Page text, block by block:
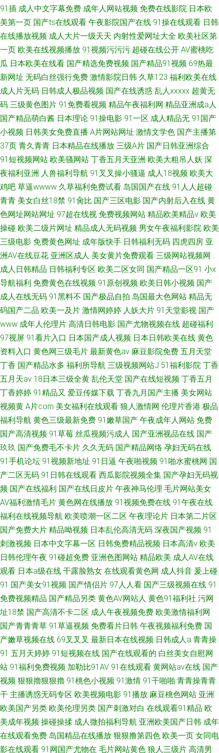
91插 成人中文字幕免费 成年人网站视频 免费在线影院 日本欧
美第一页 国产ts在线观看 午夜影院国产在线 91操在线观看 日韩
在线播放视频 成人大片一级天天 内射性爱网址大全 欧美社区第
一页 欧美在线视频播放 91视频污污污 超碰在线公开 AV蜜桃吃
瓜 日本欧美在线看 国产精选免费视频 国产精品91视频 69热最
新网址 无码白丝强行免费 激情影院日韩 久草123 福利欧美在线
成人片无码 日韩成人极品视频 国产在线诱惑 乱人xxxxx 超黄无
码 三级黄色图片 91免费看视频 精品午夜福利网 精品亚洲成a人
国产精品萌白酱 日本理论 91操电影 91一区 成人精品无 91国产
小视频 日韩美女免费直播 A片网站网址 激情文学色 国产主播第
37页 青久青青 日本精品在线播放 三级A片 国产日韩亚洲综合
91短视频网站 欧美骚网站 丁香五月天亚洲 欧美大粗吊人妖 深
夜福利亚洲 人兽福利导航 91叉叉操小骚逼 成人18视频 欧美大
鸡吧 草逼wwww 久草福利免费试看 岛国国产在线 91人人超碰
青青 美女白丝18禁 91肏比 国产三区电影 国产内射后入在线 黄
色网址网站网址 97超在线视 免费视频网站 精品欧美精品v 欧美
操碰 欧美二级片网址 精品成人无码视频 男女午夜福利影院 欧美
三级电影 免费黄色网址 成年版快手 日韩福利无码 四虎四房 亚
洲AV在线豆花 亚洲区成人 美女黄片免费观看 三级网站视频网
成人日韩精品 日韩福利专区 欧美二区女同 国产精品一区91 小x
导航福利 免费黄色在线视频 91原创视频 欧美日韩小视频 国产
成人在线无码 91黑料不 国产极品自拍 岛国最大色网站 精品无
码国产二品 欧美一及片 激情网婷婷 人妖大片 91天堂影视 国产
www 成年人伦理片 高清日韩电影 国产尤物视频在线 超碰福利
97视屏 91看片入口 日本国产成人视频 日本日韩欧美在线 黄色
资料入口 黄色网三级毛片 最新黄色av 麻豆影院免费 五月天堂
丁香 国产精品水多 福利所导航 三级视频网站J 51福利影院 丁香
五月天av 18日本三级全黄 乱伦天堂 国产在线短视频 丁香五月
丁香婷婷 91精品又 爱豆传媒下载 丁香九月国产主播 美女网站
视频黄 A片com 美女福利在线观看 狼人激情网 伦理片香港 极品
福利导航 黄色三级最新免费 91嫩草国产 午夜成年人网站 免费
国产高清视频 91草莓 丝瓜视频污成人 国产亚洲视品在线 国产
玖玖 国产免费毛不卡片 久久无码 国产精品网络 孕妇无码在线
91手机论坛 91视频新地址 91日逼 午夜啪视频 91啪水蜜桃网 国
产二区无码 91日韩在线观看 西瓜影院视频全集 国产孕妇无码视
频 国产在线福利 国产在线日皮片 午夜神马伦理 毛片网站美女
AV福利激情毛片 黄色网在线播放 91视频免费在线 91午夜在线
福利在线视频导航 欧美喷潮一区二区 午夜理论片 日本第二片区
国产免费大片 精品呦视频 日本乱伦高清无码 深夜国产视频 91
刺激视频 日本中文字幕一区 日韩免费精品视频 日本高清v 欧美
日韩伦理午夜 91碰超免费 亚洲色图网站 精品欧美 成人AV在线
观看 日本a级在线 干露脸熟女 在线观看黄色网 成人抖音 爰上碰
91 国产美女91视频 国产情侣片 97人人看 国产三级视频在线 91
免费视频精品 国产精品另类 黄色AV网站人 黄色91福利社 污网
址18禁 国产高清不卡二区 成人午夜视频免费 欧美激情福利网
国产青青青草 91草逼视频 免费看片日韩 午夜视频福利免费 国
产嫩草视频在线 69叉叉叉 最新日本在线视频 日韩成人a 青青操
91 五月天婷婷 91短视频在线 国产在线观看的 白丝美女自慰网
站 91福利免费视频 加勒比91AV 91在线观看 黄网站av在线 国产
视频 狠狠擼狠狠擼 91桃色小视频 91激情 91干啪啪 青青操青青
干 主播诱惑无码专区 欧美视频电影 91播放 麻豆桃色网站 亚洲
欧美国产另类 欧美伦理另类 国产刺激对白 在线观看91精品 欧
美成年视频 操碰操揉 成人微拍福利导航 亚洲欧美国产日韩 成年
在线观看免费 岛国精品在线播放 狠狠撸第四色 欧美一页 女同电
影在线观看 91网国产尤物在 毛片网站黄色 狼人三级片 高清男